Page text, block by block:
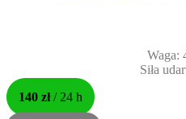
Waga:
Siła
140 zł/ 24 h